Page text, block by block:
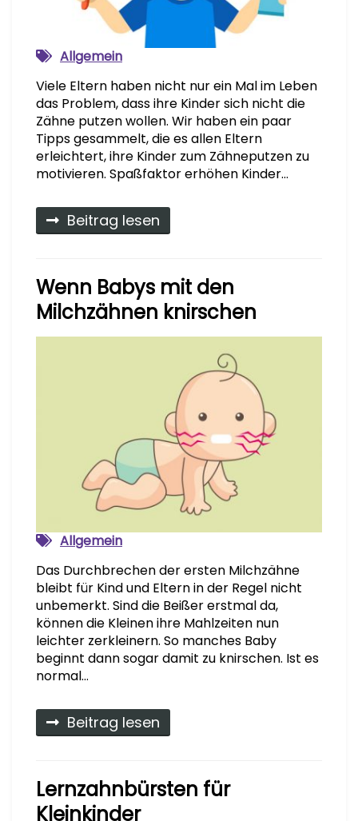
Allgemein
Viele Eltern haben nicht nur ein Mal im Leben
das Problem, dass ihre Kinder sich nicht die
Zähne putzen wollen. Wir haben ein paar
Tipps gesammelt, die es allen Eltern
erleichtert, ihre Kinder zum Zähneputzen zu
motivieren. Spaßfaktor erhöhen Kinder…
Beitrag lesen
Wenn Babys mit den
Milchzähnen knirschen
Allgemein
Das Durchbrechen der ersten Milchzähne
bleibt für Kind und Eltern in der Regel nicht
unbemerkt. Sind die Beißer erstmal da,
können die Kleinen ihre Mahlzeiten nun
leichter zerkleinern. So manches Baby
beginnt dann sogar damit zu knirschen. Ist es
normal…
Beitrag lesen
Lernzahnbürsten für
Kleinkinder